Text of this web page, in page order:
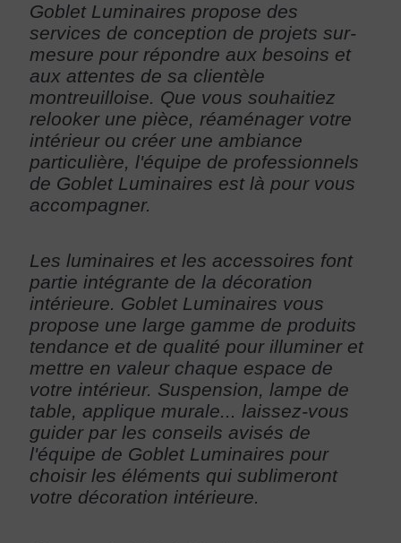
Goblet Luminaires propose des
services de conception de projets sur-
mesure pour répondre aux besoins et
aux attentes de sa clientèle
montreuilloise. Que vous souhaitiez
relooker une pièce, réaménager votre
intérieur ou créer une ambiance
particulière, l'équipe de professionnels
de Goblet Luminaires est là pour vous
accompagner.
Les luminaires et les accessoires font
partie intégrante de la décoration
intérieure. Goblet Luminaires vous
propose une large gamme de produits
tendance et de qualité pour illuminer et
mettre en valeur chaque espace de
votre intérieur. Suspension, lampe de
table, applique murale... laissez-vous
guider par les conseils avisés de
l'équipe de Goblet Luminaires pour
choisir les éléments qui sublimeront
votre décoration intérieure.